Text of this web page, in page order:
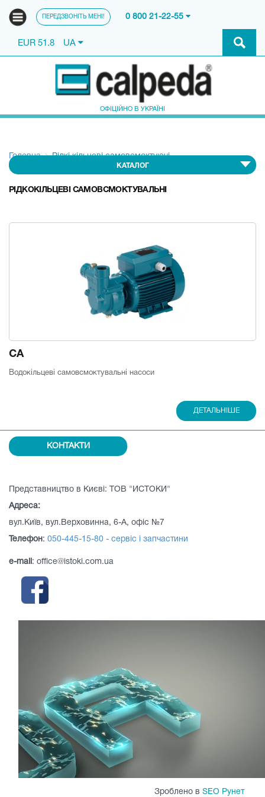
ПЕРЕДЗВОНІТЬ МЕНІ! 0 800 21-22-55
EUR 51.8 UA
ОФІЦІЙНО В УКРАЇНІ
Головна Рідкі кільцеві самовсмоктуючі
КАТАЛОГ
РІДКОКІЛЬЦЕВІ САМОВСМОКТУВАЛЬНІ
CA
Водокільцеві самовсмоктувальні насоси
ДЕТАЛЬНІШЕ
КОНТАКТИ
Представництво в Києві: ТОВ "ИСТОКИ"
Адреса:
вул.Київ, вул.Верховинна, 6-А, офіс №7
Телефон: 050-445-15-80 - сервіс і запчастини
e-mail : office@istoki.com.ua
Зроблено в SEO Рунет